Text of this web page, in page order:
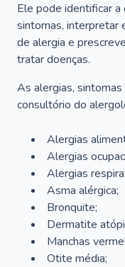
Ele pode identificar a
sintomas, interpretar
de alergia e
tratar doenças.
As alergias,
consultório do
Alergias
Alergias
Alergias
Asma alérgica;
Bronquite;
Dermatite
Manchas
Otite média;